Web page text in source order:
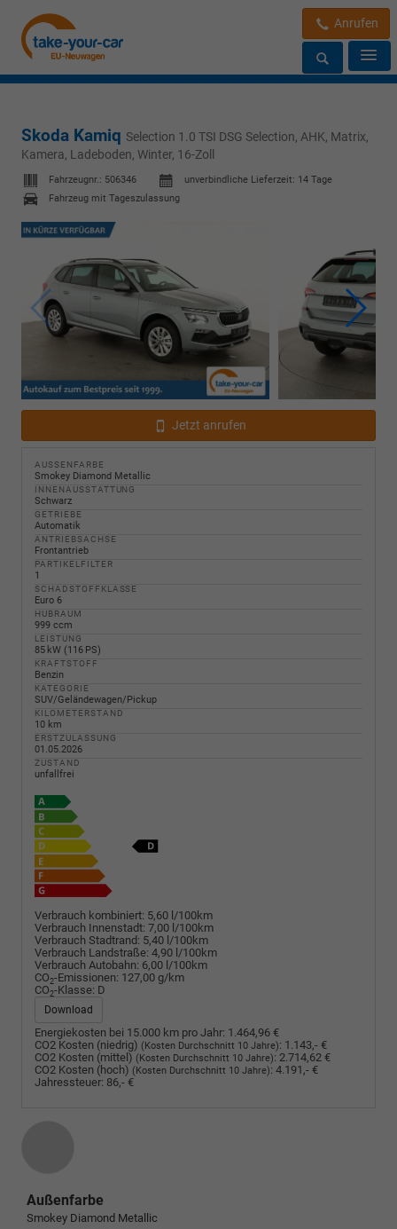
Anrufen
Skoda Kamiq Selection 1.0 TSI DSG Selection, AHK, Matrix,
Kamera, Ladeboden, Winter, 16-Zoll
Fahrzeugnr.: 506346 unverbindliche Lieferzeit: 14 Tage
Fahrzeug mit Tageszulassung
Jetzt anrufen
AUSSENFARBE
Smokey Diamond Metallic
INNENAUSSTATTUNG
Schwarz
GETRIEBE
Automatik
ANTRIEBSACHSE
Frontantrieb
PARTIKELFILTER
1
SCHADSTOFFKLASSE
Euro 6
HUBRAUM
999 ccm
LEISTUNG
85 kW (116 PS)
KRAFTSTOFF
Benzin
KATEGORIE
SUV/Geländewagen/Pickup
KILOMETERSTAND
10 km
ERSTZULASSUNG
01.05.2026
ZUSTAND
unfallfrei
Verbrauch kombiniert: 5,60 l/100km
Verbrauch Innenstadt: 7,00 l/100km
Verbrauch Stadtrand: 5,40 l/100km
Verbrauch Landstraße: 4,90 l/100km
Verbrauch Autobahn: 6,00 l/100km
CO2-Emissionen: 127,00 g/km
CO2-Klasse: D
Download
Energiekosten bei 15.000 km pro Jahr: 1.464,96 €
CO2 Kosten (niedrig) (Kosten Durchschnitt 10 Jahre): 1.143,- €
CO2 Kosten (mittel) (Kosten Durchschnitt 10 Jahre): 2.714,62 €
CO2 Kosten (hoch) (Kosten Durchschnitt 10 Jahre): 4.191,- €
Jahressteuer: 86,- €
Außenfarbe
Smokey Diamond Metallic